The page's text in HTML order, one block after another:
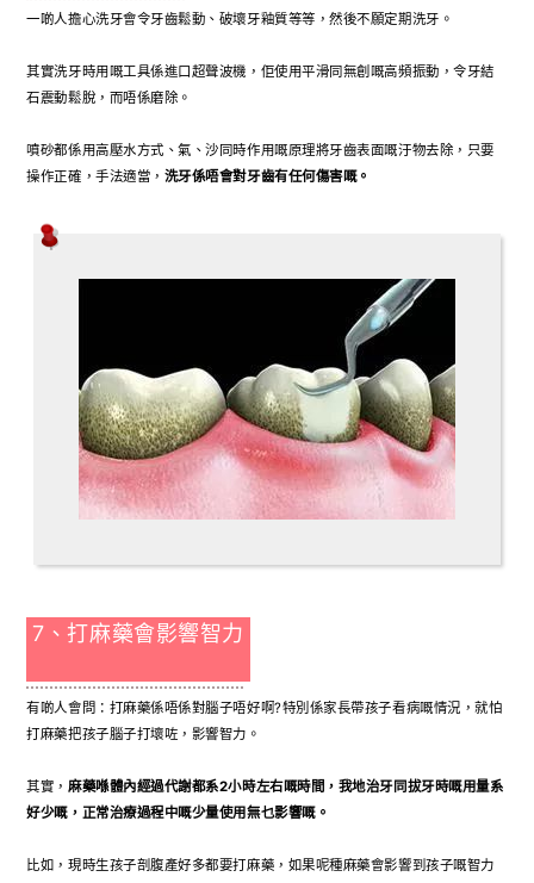
一啲人擔心洗牙會令牙齒鬆動、破壞牙釉質等等，然後不願定期洗牙。
其實洗牙時用嘅工具係進口超聲波機，佢使用平滑同無創嘅高頻振動，令牙結
石震動鬆脫，而唔係磨除。
噴砂都係用高壓水方式、氣、沙同時作用嘅原理將牙齒表面嘅汙物去除，只要
操作正確，手法適當， 洗牙係唔會對牙齒有任何傷害嘅。
7、打麻藥會影響智力
有啲人會問：打麻藥係唔係對腦子唔好啊?特別係家長帶孩子看病嘅情況，就怕
打麻藥把孩子腦子打壞咗，影響智力。
其實，麻藥喺體內經過代謝都系2小時左右嘅時間，我地治牙同拔牙時嘅用量系
好少嘅，正常治療過程中嘅少量使用無乜影響嘅。
比如，現時生孩子剖腹產好多都要打麻藥，如果呢種麻藥會影響到孩子嘅智力